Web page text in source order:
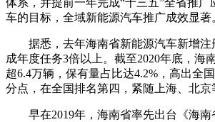
车的目标，全域新能源汽车推广成效显著
据悉，去年海南省新能源汽车新增注
成年度任务3倍以上。截至2020年底，海
超6.4万辆，保有量占比达4.2%，高出全
分点，在全国排名第四，紧随上海、北京
早在2019年，海南省率先出台《海